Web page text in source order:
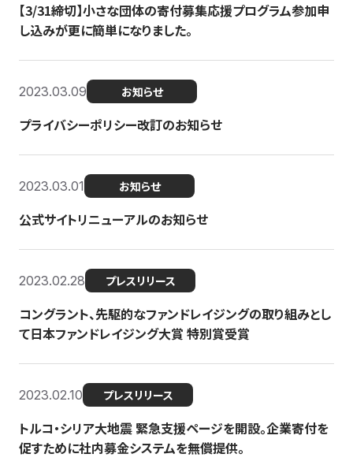
【3/31締切】小さな団体の寄付募集応援プログラム参加申
し込みが更に簡単になりました。
2023.03.09 お知らせ
プライバシーポリシー改訂のお知らせ
2023.03.01 お知らせ
公式サイトリニューアルのお知らせ
2023.02.28 プレスリリース
コングラント、先駆的なファンドレイジングの取り組みとし
て日本ファンドレイジング大賞 特別賞受賞
2023.02.10 プレスリリース
トルコ・シリア大地震 緊急支援ページを開設。企業寄付を
促すために社内募金システムを無償提供。